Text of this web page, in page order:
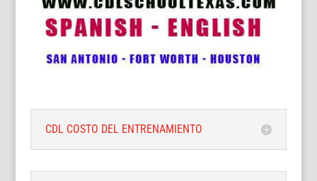
CDL COSTO DEL ENTRENAMIENTO